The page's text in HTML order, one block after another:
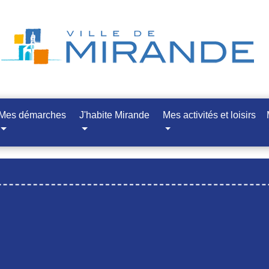
Mes démarches J'habite Mirande Mes activités et loisirs